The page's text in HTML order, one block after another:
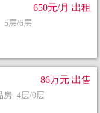
5层/6层
650元/月 出租
房 4层/0层
86万元 出售